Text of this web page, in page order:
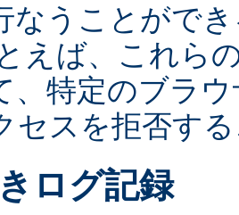
なうことがで
えば、これら
、特定のブラ
セスを拒否す
ログ記録